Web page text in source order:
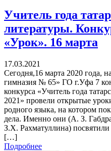
Учитель года
литературы.
«Урок». 16 марта
17.03.2021
Сегодня,16 марта 2020 года,
гимназия № 65» ГО г.Уфа 7
конкурса «Учитель года
2021» провели открытые
родного языка, на котором
дела. Именно они (А. З.
З.Х. Рахматуллина)
[…]
Подробнее